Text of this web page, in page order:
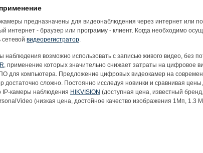
предназначены для видеонаблюдения через интернет или
интернет - браузер или программу - клиент. Когда необходимо
видеорегистратор.
наблюдения возможно использовать с записью живого видео, без
, применение которых значительно снижает затраты на цифровое
для компьютера. Предложение цифровых видеокамер на
достаточно сложно. Постоянно исследуя новинки и сравнивая
IP-камеры наблюдения HIKVISION (доступная цена, известный
(низкая цена, достойное качество изображения 1Мп,